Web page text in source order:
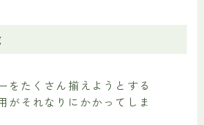
をたくさん揃えようとする
がそれなりにかかってしま